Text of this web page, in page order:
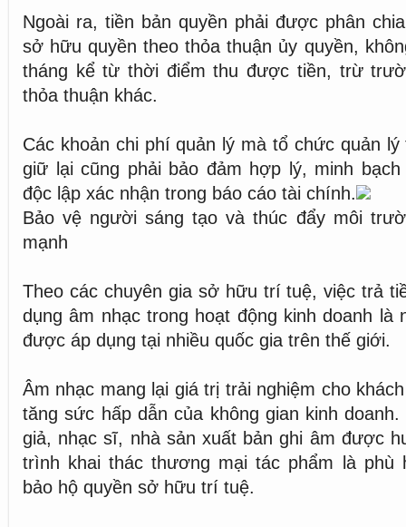
Ngoài ra, tiền bản quyền phải được phân
sở hữu quyền theo thỏa thuận ủy quyền,
tháng kể từ thời điểm thu được tiền, trừ
thỏa thuận khác.
Các khoản chi phí quản lý mà tổ chức quản
giữ lại cũng phải bảo đảm hợp lý, minh
độc lập xác nhận trong báo cáo tài chính.
Bảo vệ người sáng tạo và thúc đẩy môi
mạnh
Theo các chuyên gia sở hữu trí tuệ, việc trả
dụng âm nhạc trong hoạt động kinh doanh là
được áp dụng tại nhiều quốc gia trên thế giới.
Âm nhạc mang lại giá trị trải nghiệm cho
tăng sức hấp dẫn của không gian kinh
giả, nhạc sĩ, nhà sản xuất bản ghi âm được
trình khai thác thương mại tác phẩm là phù
bảo hộ quyền sở hữu trí tuệ.